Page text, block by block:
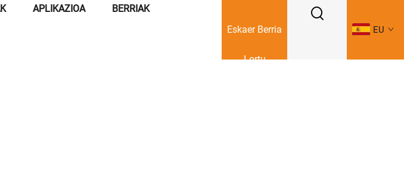
APLIKAZIOA BERRIAK
Eskaer Berria
Lortu
EU